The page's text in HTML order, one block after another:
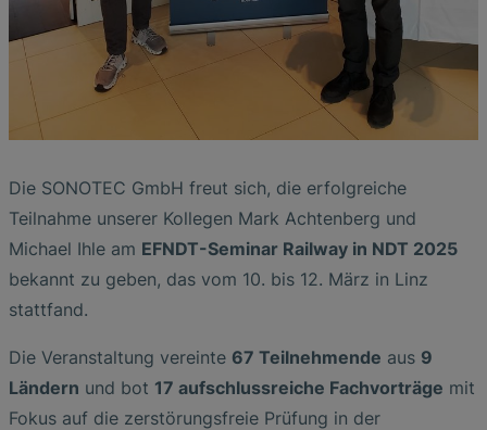
Die SONOTEC GmbH freut sich, die erfolgreiche
Teilnahme unserer Kollegen Mark Achtenberg und
Michael Ihle am EFNDT-Seminar Railway in NDT 2025
bekannt zu geben, das vom 10. bis 12. März in Linz
stattfand.
Die Veranstaltung vereinte 67 Teilnehmende aus 9
Ländern und bot 17 aufschlussreiche Fachvorträge mit
Fokus auf die zerstörungsfreie Prüfung in der